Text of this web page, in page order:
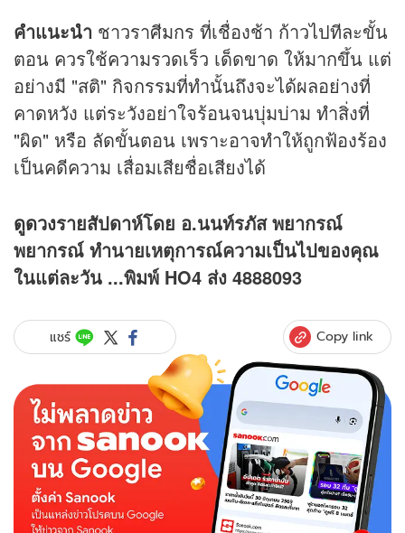
คำแนะนำ ชาวราศีมกร ที่เชื่องช้า ก้าวไปทีละขั้น
ตอน ควรใช้ความรวดเร็ว เด็ดขาด ให้มากขึ้น แต่
อย่างมี "สติ" กิจกรรมที่ทำนั้นถึงจะได้ผลอย่างที่
คาดหวัง แต่ระวังอย่าใจร้อนจนบุ่มบ่าม ทำสิ่งที่
"ผิด" หรือ ลัดขั้นตอน เพราะอาจทำให้ถูกฟ้องร้อง
เป็นคดีความ เสื่อมเสียชื่อเสียงได้
ดูดวงรายสัปดาห์โดย อ.นนท์รภัส พยากรณ์
พยากรณ์ ทำนายเหตุการณ์ความเป็นไปของคุณ
ในแต่ละวัน ...พิมพ์ HO4 ส่ง 4888093
แชร์ Copy link